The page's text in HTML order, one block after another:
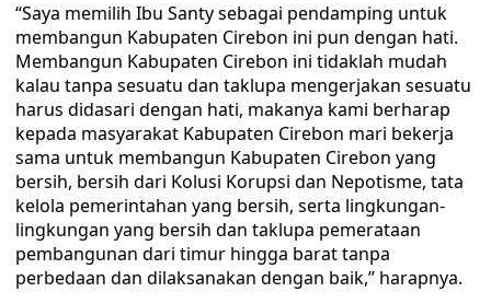
“Saya memilih Ibu Santy sebagai pendamping untuk
membangun Kabupaten Cirebon ini pun dengan hati.
Membangun Kabupaten Cirebon ini tidaklah mudah
kalau tanpa sesuatu dan taklupa mengerjakan sesuatu
harus didasari dengan hati, makanya kami berharap
kepada masyarakat Kabupaten Cirebon mari bekerja
sama untuk membangun Kabupaten Cirebon yang
bersih, bersih dari Kolusi Korupsi dan Nepotisme, tata
kelola pemerintahan yang bersih, serta lingkungan-
lingkungan yang bersih dan taklupa pemerataan
pembangunan dari timur hingga barat tanpa
perbedaan dan dilaksanakan dengan baik,” harapnya.